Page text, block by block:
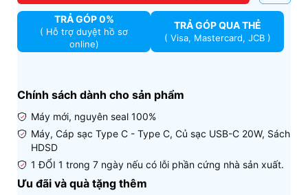
TRẢ GÓP 0%
( Hỗ trợ duyệt hồ sơ
online)
TRẢ GÓP QUA THẺ
( Visa, Mastercard, JCB )
Chính sách dành cho sản phẩm
Máy mới, nguyên seal 100%
Máy, Cáp sạc Type C - Type C, Củ sạc USB-C 20W, Sách
HDSD
1 ĐỔI 1 trong 7 ngày nếu có lỗi phần cứng nhà sản xuất.
Ưu đãi và quà tặng thêm